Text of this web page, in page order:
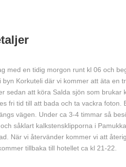
med en tidig morgon runt kl 06 och
byn Korkuteli där vi kommer att äta en
sedan att köra Salda sjön som brukar
fri tid till att bada och ta vackra foton.
vägen. Under ca 3-4 timmar så
såklart kalkstensklipporna i
När vi återvänder kommer vi att
tillbaka till hotellet ca kl 21-22.